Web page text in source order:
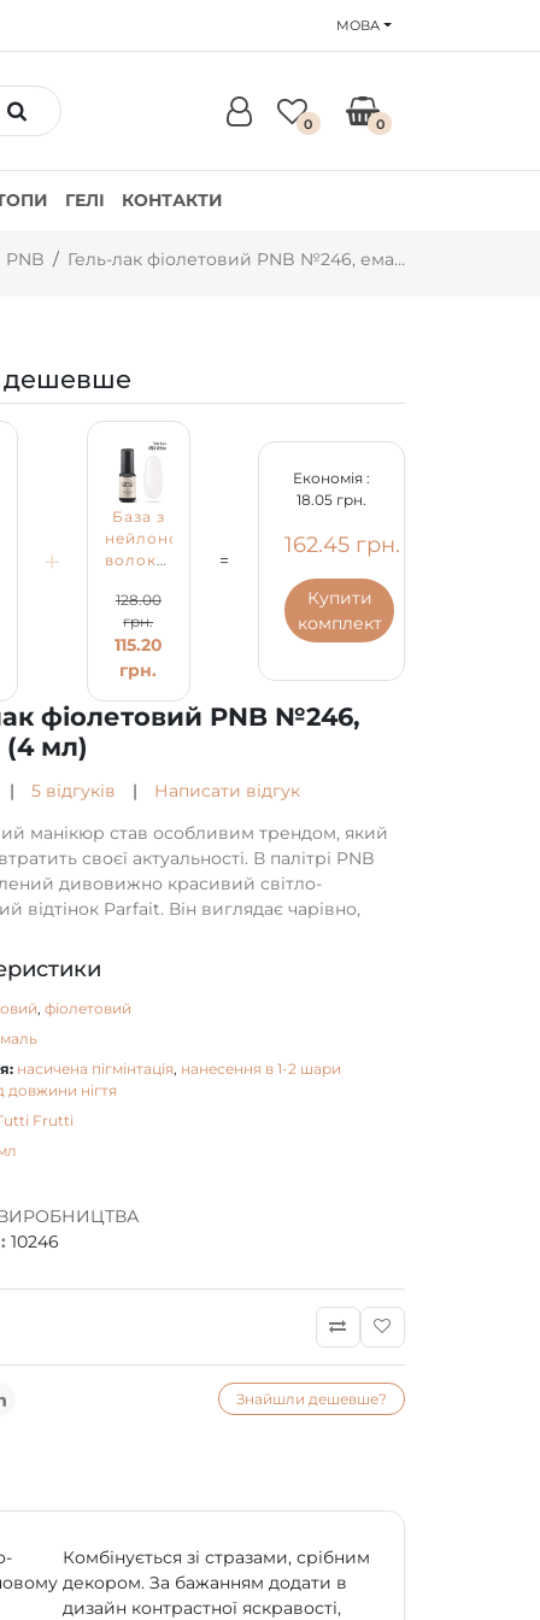
МОВА
0 0
ГЕЛІ КОНТАКТИ
PNB Гель-лак фіолетовий PNB №246, емаль (4 мл)
фіолетовий PNB №246,
мл)
| 5 відгуків |
Написати відгук
манікюр став особливим трендом, який
своєї актуальності. В палітрі PNB
дивовижно красивий світло-
відтінок Parfait. Він виглядає чарівно,
, фіолетовий
насичена пігмінтація, нанесення в 1-2 шари
довжини нігтя
Frutti
10246
Знайшли дешевше?
дешевше
+
База з
нейлоновими
волокнами
Base
PNB,
молочно
біла, 4
128.00
грн.
115.20
грн.
=
Економія :
18.05 грн.
162.45 грн.
Купити
комплект
Комбінується зі стразами, срібним
декором. За бажанням додати в
дизайн контрастної яскравості,